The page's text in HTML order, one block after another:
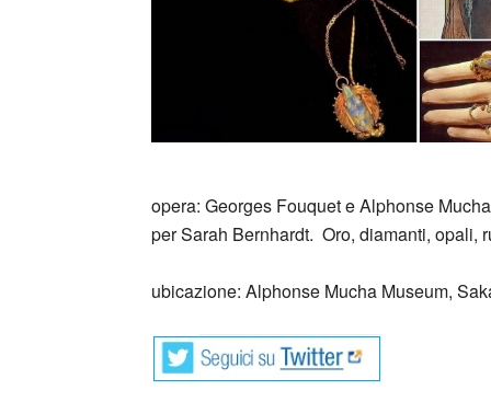
opera: Georges Fouquet e Alphonse
per Sarah Bernhardt. Oro, diamanti, opali,
ubicazione: Alphonse Mucha Museum,